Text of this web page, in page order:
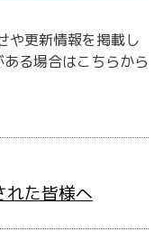
や更新情報を掲載し
る場合はこちらから
れた皆様へ